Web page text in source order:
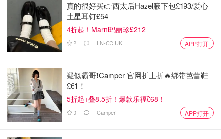
真的很好买👉西太后Hazel腋下包£193/爱心
土星耳钉£54
4折起！Marni玛丽珍£212
2 LN-CC UK APP打开
疑似霸哥❗️Camper 官网折上折🔥绑带芭蕾鞋
£61！
5折起+叠8.5折！爆款乐福£68！
0 Camper APP打开